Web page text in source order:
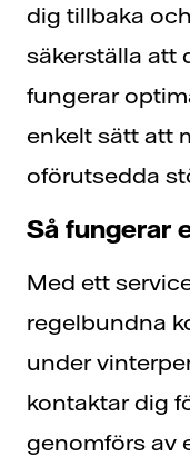
dig tillbaka
säkerställa att
fungerar
enkelt sätt att
oförutsedda
Så fungerar
Med ett
regelbundna
under
kontaktar dig
genomförs av